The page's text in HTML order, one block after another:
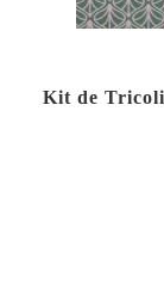
Kit de